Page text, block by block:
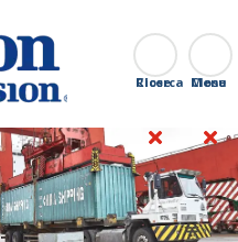
Ricerca
Close